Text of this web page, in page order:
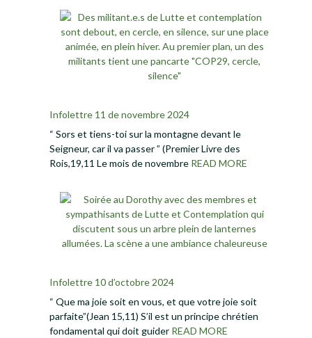
Infolettre 11 de novembre 2024
“ Sors et tiens-toi sur la montagne devant le
Seigneur, car il va passer ” (Premier Livre des
Rois,19,11 Le mois de novembre READ MORE
Infolettre 10 d’octobre 2024
“ Que ma joie soit en vous, et que votre joie soit
parfaite”(Jean 15,11) S’il est un principe chrétien
fondamental qui doit guider READ MORE